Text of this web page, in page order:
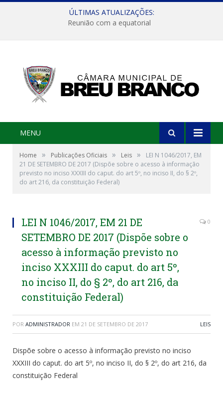
ÚLTIMAS ATUALIZAÇÕES:
Reunião com a equatorial
MENU
Home » Publicações Oficiais » Leis »
LEI N 1046/2017, EM
21 DE SETEMBRO DE 2017 (Dispõe sobre o acesso à informação
previsto no inciso XXXIII do caput. do art 5º, no inciso II, do § 2º,
do art 216, da constituição Federal)
LEI N 1046/2017, EM 21 DE
SETEMBRO DE 2017 (Dispõe sobre o
acesso à informação previsto no
inciso XXXIII do caput. do art 5º,
no inciso II, do § 2º, do art 216, da
constituição Federal)
0
POR ADMINISTRADOR EM 21 DE SETEMBRO DE 2017 LEIS
Dispõe sobre o acesso à informação previsto no inciso
XXXIII do caput. do art 5º, no inciso II, do § 2º, do art 216, da
constituição Federal